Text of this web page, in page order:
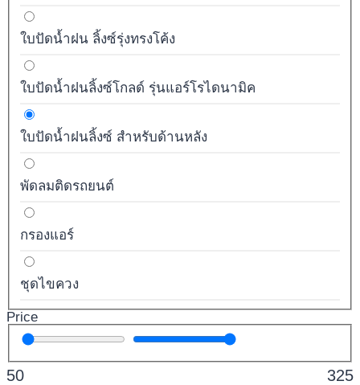
ใบปัดน้ำฝน ลิ้งซ์รุ่งทรงโค้ง
ใบปัดน้ำฝนลิ้งซ์โกลด์ รุ่นแอร์โรไดนามิค
ใบปัดน้ำฝนลิ้งซ์ สำหรับด้านหลัง
พัดลมติดรถยนต์
กรองแอร์
ชุดไขควง
Price
50 325